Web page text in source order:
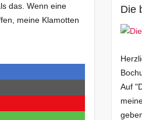
das. Wenn eine
meine Klamotten
Die
Auf